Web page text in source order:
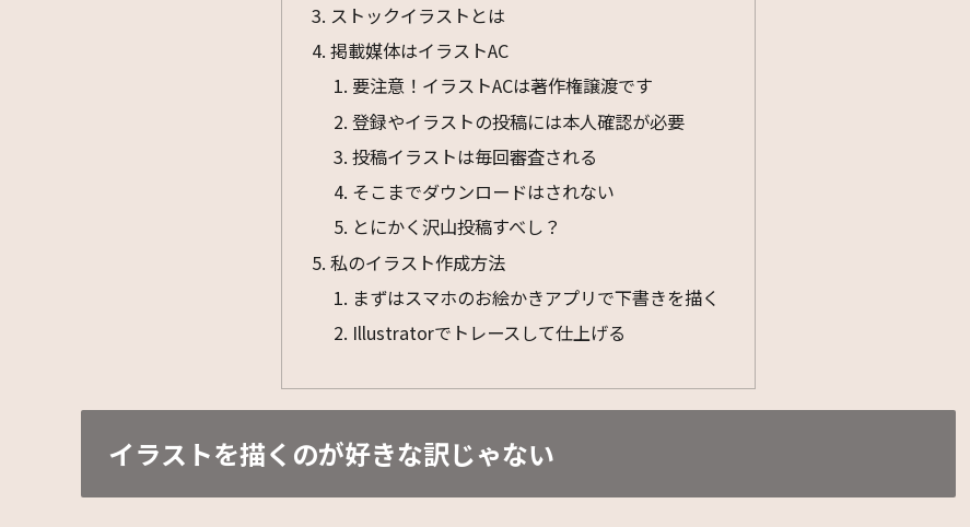
ストックイラストとは
掲載媒体はイラストAC
要注意！イラストACは著作権譲渡です
登録やイラストの投稿には本人確認が必要
投稿イラストは毎回審査される
そこまでダウンロードはされない
とにかく沢山投稿すべし？
私のイラスト作成方法
まずはスマホのお絵かきアプリで下書きを描く
Illustratorでトレースして仕上げる
イラストを描くのが好きな訳じゃない